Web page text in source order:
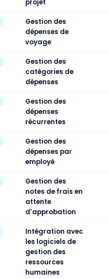
projet
Gestion des
dépenses de
voyage
Gestion des
catégories de
dépenses
Gestion des
dépenses
récurrentes
Gestion des
dépenses par
employé
Gestion des
notes de frais en
attente
d'approbation
Intégration avec
les logiciels de
gestion des
ressources
humaines